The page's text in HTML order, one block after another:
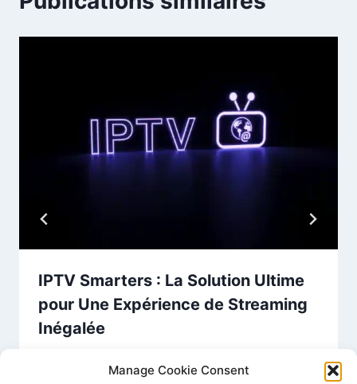
Manage Cookie Consent
IPTV Smarters : La Solution Ultime
pour Une Expérience de Streaming
Inégalée